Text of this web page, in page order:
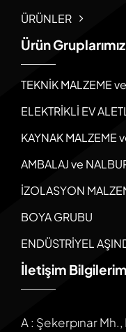
ÜRÜNLER
Ürün Gruplarımız
TEKNİK MALZEME
ELEKTRİKLİ EV
KAYNAK MALZEME
AMBALAJ ve
İZOLASYON
BOYA GRUBU
ENDÜSTRİYEL
İletişim
A : Şekerpınar